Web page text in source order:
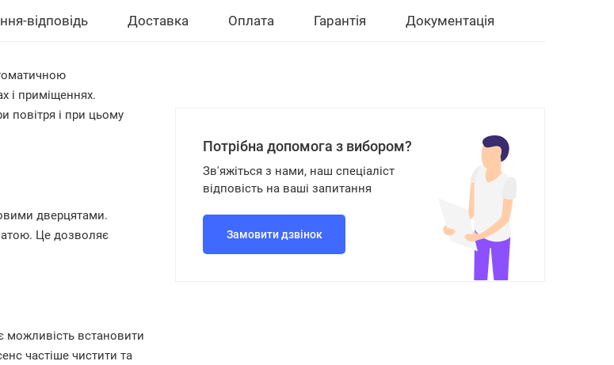
відповідь Доставка Оплата Гарантія Документація
і приміщеннях.
повітря і при цьому
дверцятами.
Це дозволяє
можливість встановити
частіше чистити та
Потрібна допомога з вибором?
Зв'яжіться з нами, наш спеціаліст
відповість на ваші запитання
Замовити дзвінок